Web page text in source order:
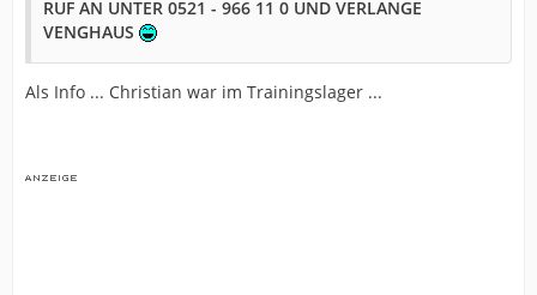
RUF AN UNTER 0521 - 966 11 0 UND VERLANGE
VENGHAUS
Als Info ... Christian war im Trainingslager ...